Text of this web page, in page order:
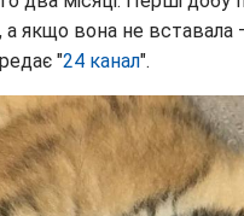
а якщо вона не вставала
"24 канал".